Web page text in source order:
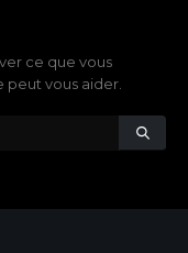
ce que vous
vous aider.